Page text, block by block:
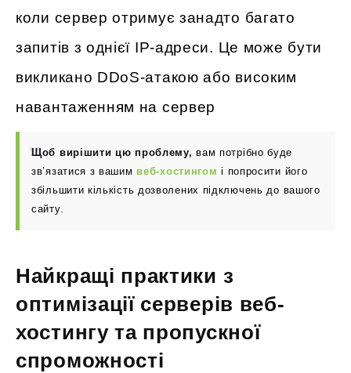
коли сервер отримує занадто багато
запитів з однієї IP-адреси. Це може бути
викликано DDoS-атакою або високим
навантаженням на сервер
Щоб вирішити цю проблему, вам потрібно буде
зв’язатися з вашим веб-хостингом і попросити його
збільшити кількість дозволених підключень до вашого
сайту.
Найкращі практики з
оптимізації серверів веб-
хостингу та пропускної
спроможності